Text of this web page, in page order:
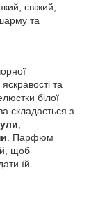
свіжий,
та
та
білої
складається з
. Парфюм
щоб
їй